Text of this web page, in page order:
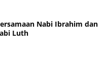
Nabi Ibrahim dan
Luth